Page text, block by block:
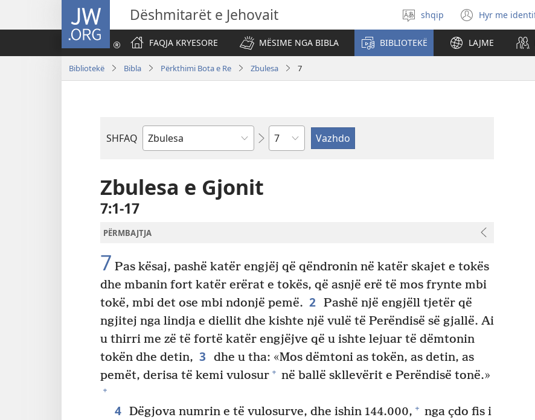
JW.ORG Dëshmitarët e Jehovait
Zgjidh
gjuhën
shqip Hyr me(hap
dritare
re)
FAQJA KRYESORE
MËSIME NGA BIBLA BIBLIOTEKË LAJME
Bibliotekë Bibla Përkthimi Bota e Re Zbulesa 7
SHFAQ
Librit
Biblës
Kapitullit
Zbulesa e Gjonit
7:1-17
PËRMBAJTJA
7 Pas kësaj, pashë katër engjëj që qëndronin në katër skajet e tokës
dhe mbanin fort katër erërat e tokës, që asnjë erë të mos frynte mbi
tokë, mbi det ose mbi ndonjë pemë. 2 Pashë një engjëll tjetër që
ngjitej nga lindja e diellit dhe kishte një vulë të Perëndisë së gjallë. Ai
u thirri me zë të fortë katër engjëjve që u ishte lejuar të dëmtonin
tokën dhe detin, 3
dhe u tha: «Mos dëmtoni as tokën, as detin, as
pemët, derisa të kemi vulosur + në ballë skllevërit e Perëndisë tonë.»
+
4 Dëgjova numrin e të vulosurve, dhe ishin 144.000, + nga çdo fis i